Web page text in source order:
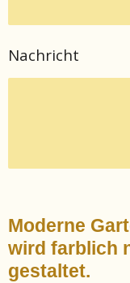
Nachricht
Moderne
wird farblich
gestaltet.